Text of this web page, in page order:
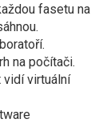
fasetu na
na počítači.
vidí virtuální